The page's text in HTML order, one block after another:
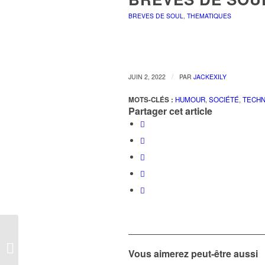
BREVES DE SOUL, THEMATIQUES
JUIN 2, 2022 / PAR JACKEXILY
MOTS-CLÉS : HUMOUR, SOCIÉTÉ,
Partager cet article
Vous aimerez peut-être aussi